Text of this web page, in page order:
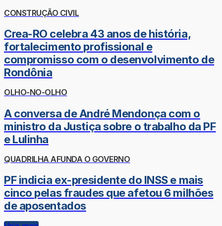
CONSTRUÇÃO CIVIL
Crea-RO celebra 43 anos de história,
fortalecimento profissional e
compromisso com o desenvolvimento de
Rondônia
OLHO-NO-OLHO
A conversa de André Mendonça com o
ministro da Justiça sobre o trabalho da PF
e Lulinha
QUADRILHA AFUNDA O GOVERNO
PF indicia ex-presidente do INSS e mais
cinco pelas fraudes que afetou 6 milhões
de aposentados